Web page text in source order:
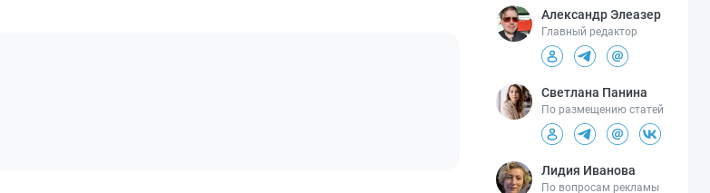
Александр Элеазер
Главный редактор
Светлана Панина
По размещению статей
Лидия Иванова
По вопросам рекламы